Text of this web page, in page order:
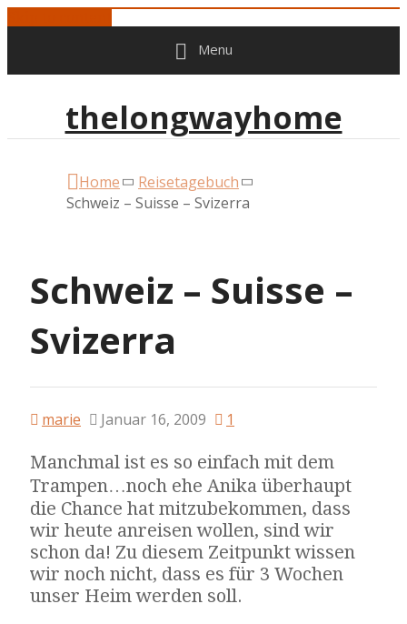
Menu
thelongwayhome
Home
Reisetagebuch
Schweiz – Suisse – Svizerra
Schweiz – Suisse –
Svizerra
marie Januar 16, 2009 1
Manchmal ist es so einfach mit dem
Trampen…noch ehe Anika überhaupt
die Chance hat mitzubekommen, dass
wir heute anreisen wollen, sind wir
schon da! Zu diesem Zeitpunkt wissen
wir noch nicht, dass es für 3 Wochen
unser Heim werden soll.